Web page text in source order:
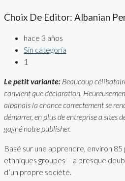
Choix De Editor: Albanian
hace 3 años
Sin categoría
1
Le petit variante: Beaucoup
convient que déclaration.
albanais la chance correctement se
démarrer, en plus de entreprise a sites
gagné notre publisher.
Basé sur une apprendre, environ
ethniques groupes – a presque
d’un propre société.